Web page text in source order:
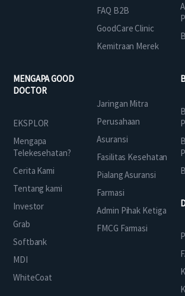
FAQ B2B
GoodCare Clinic
Kemitraan Merek
MENGAPA GOOD
DOCTOR
EKSPLOR
Mengapa
Telekesehatan?
Cerita Kami
Tentang kami
Investor
Grab
Softbank
MDI
WhiteCoat
Jaringan Mitra
Perusahaan
Asuransi
Fasilitas Kesehatan
Pialang Asuransi
Farmasi
Admin Pihak Ketiga
FMCG Farmasi